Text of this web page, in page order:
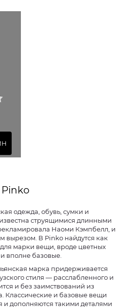
одежда, обувь, сумки и
струящимися длинными
Наоми Кэмпбелл, и
вырезом. В Pinko найдутся как
марки вещи, вроде цветных
вполне базовые.
марка придерживается
стиля — расслабленного и
и без заимствований из
Классические и базовые вещи
и дополняются такими деталями